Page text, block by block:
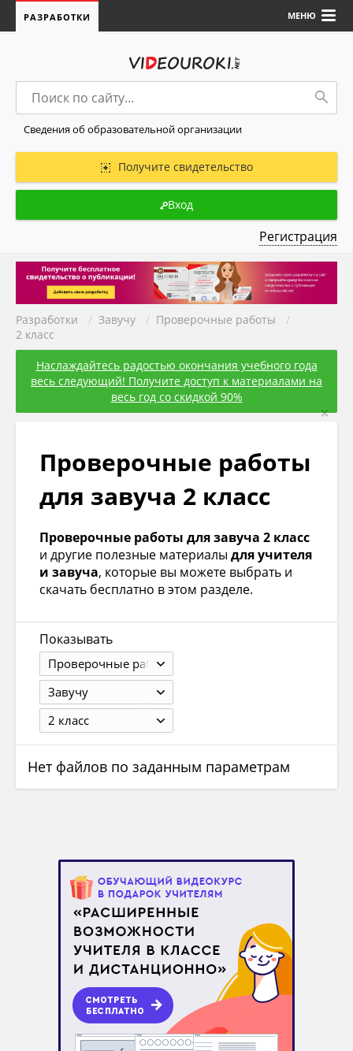
МЕНЮ
РАЗРАБОТКИ
Сведения об образовательной организации
Получите свидетельство
Вход
Регистрация
Разработки / Завучу / Проверочные работы
/
2 класс
Наслаждайтесь радостью окончания учебного года
весь следующий! Получите доступ к материалами на
весь год со скидкой 90%
×
Проверочные работы
для завуча 2 класс
Проверочные работы для завуча 2 класс
и другие полезные материалы для учителя
и завуча, которые вы можете выбрать и
скачать бесплатно в этом разделе.
Показывать
Проверочные работы
Завучу
2 класс
Нет файлов по заданным параметрам